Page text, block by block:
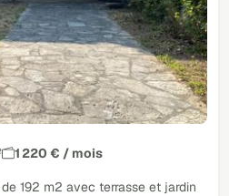
1 220 € / mois
192 m2 avec terrasse et jardin